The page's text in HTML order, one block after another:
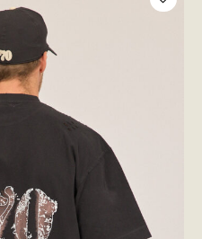
של